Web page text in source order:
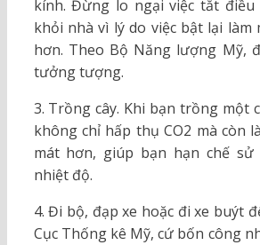
kính. Đừng lo ngại việc tắt
khỏi nhà vì lý do việc bật lại làm
hơn. Theo Bộ Năng lượng Mỹ,
tưởng tượng.
3. Trồng cây. Khi bạn trồng một
không chỉ hấp thụ CO2 mà còn
mát hơn, giúp bạn hạn chế sử
nhiệt độ.
4. Đi bộ, đạp xe hoặc đi xe buýt
Cục Thống kê Mỹ, cứ bốn công